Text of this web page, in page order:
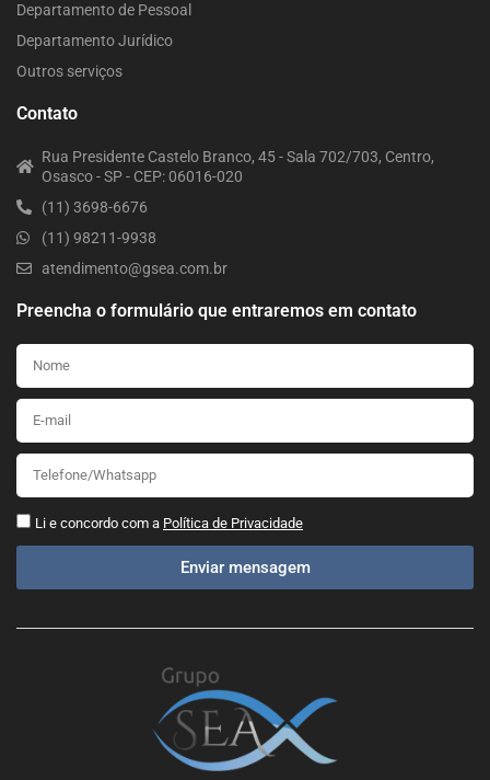
Departamento de Pessoal
Departamento Jurídico
Outros serviços
Contato
Rua Presidente Castelo Branco, 45 - Sala 702/703, Centro,
Osasco - SP - CEP: 06016-020
(11) 3698-6676
(11) 98211-9938
atendimento@gsea.com.br
Preencha o formulário que entraremos em contato
Li e concordo com a Política de Privacidade
Enviar mensagem